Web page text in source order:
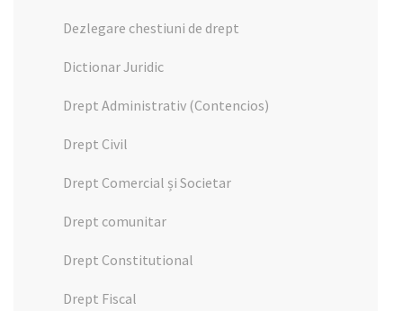
Dezlegare chestiuni de drept
Dictionar Juridic
Drept Administrativ (Contencios)
Drept Civil
Drept Comercial și Societar
Drept comunitar
Drept Constitutional
Drept Fiscal